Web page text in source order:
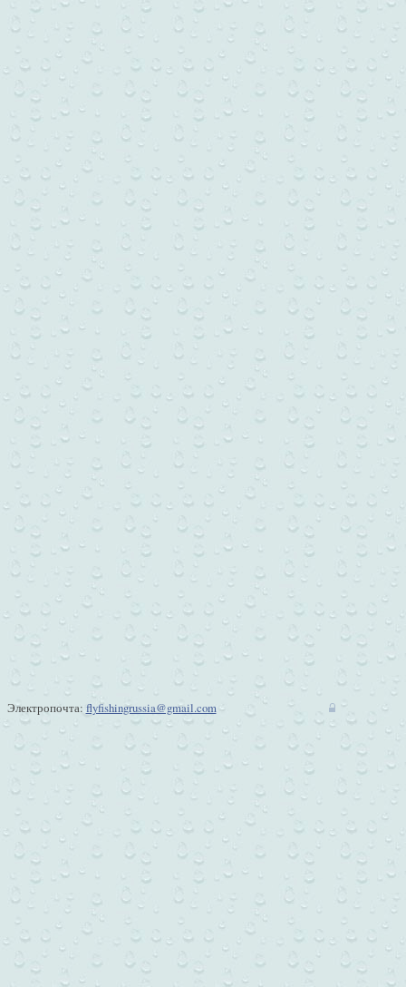
Электропочта: flyfishingrussia@gmail.com w